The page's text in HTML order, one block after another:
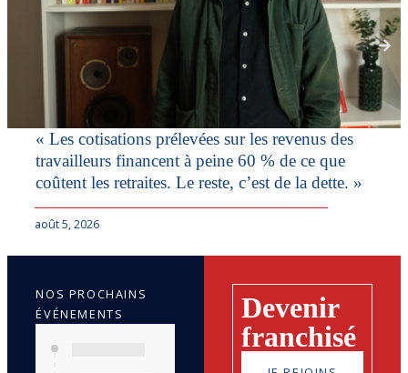
« Les cotisations prélevées sur les revenus des
travailleurs financent à peine 60 % de ce que
coûtent les retraites. Le reste, c’est de la dette. »
août 5, 2026
Devenir
franchisé
NOS PROCHAINS
ÉVÉNEMENTS